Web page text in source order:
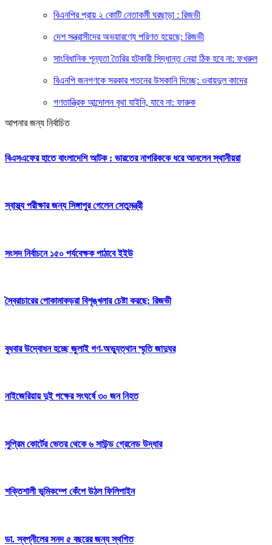
বিএনপির প্রায় ২ কোটি নেতাকর্মী ঘরছাড়া : রিজভী
দেশ সন্ত্রাসীদের অভয়ারণ্যে পরিণত হয়েছে: রিজভী
সাংবিধানিক শূন্যতা তৈরির হটকারী সিদ্ধান্ত নেয়া ঠিক হবে না: ফখরুল
বিএনপি জনগণকে সরকার পতনের উসকানি দিচ্ছে: ওবায়দুল কাদের
গণতান্ত্রিক আন্দোলন বৃথা যাইনি, যাবে না: ফারুক
আপনার জন্য নির্বাচিত
বিএসএফের হাতে বাংলাদেশি আটক : ভারতের নাগরিককে ধরে আনলেন স্থানীয়রা
স্বাস্থ্য পরীক্ষার জন্য সিঙ্গাপুর গেলেন সেতুমন্ত্রী
সংসদ নির্বাচনে ১৫০ পর্যবেক্ষক পাঠাবে ইইউ
স্বৈরাচারের পোকামাকড়রা বিশৃঙ্খলার চেষ্টা করছে: রিজভী
বুধবার উদ্বোধন হচ্ছে জুলাই গণ-অভ্যুত্থান স্মৃতি জাদুঘর
নাইজেরিয়ায় দুই পক্ষের সংঘর্ষে ৩০ জন নিহত
সুপ্রিম কোর্টের ভেতর থেকে ৬ সাউন্ড গ্রেনেড উদ্ধার
শক্তিশালী ভূমিকম্পে কেঁপে উঠল ফিলিপাইন
ডা. স্বপ্নীলের সনদ ৫ বছরের জন্য স্থগিত